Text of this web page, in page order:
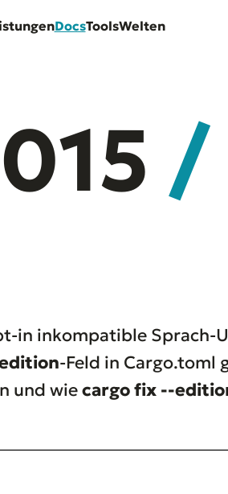
DocsToolsWelten
/
in inkompatible Sprach-
-Feld in Cargo.toml
und wiecargo fix --